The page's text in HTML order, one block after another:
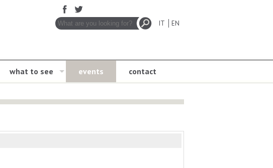
what to see events contact
IT EN